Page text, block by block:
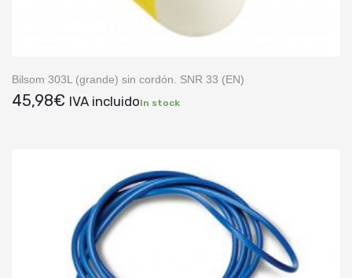
Bilsom 303L (grande) sin cordón. SNR 33 (EN)
45,98€ IVA incluidoIn stock